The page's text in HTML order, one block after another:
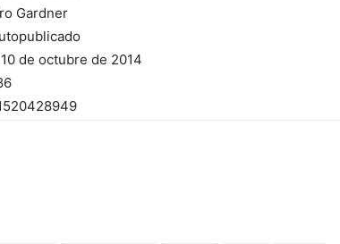
Gardner
10 de octubre de 2014